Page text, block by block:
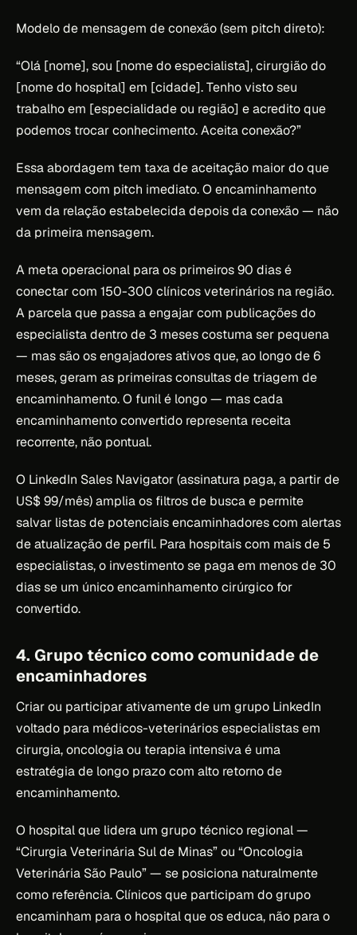
Modelo de mensagem de conexão (sem pitch direto):
“Olá [nome], sou [nome do especialista], cirurgião do
[nome do hospital] em [cidade]. Tenho visto seu
trabalho em [especialidade ou região] e acredito que
podemos trocar conhecimento. Aceita conexão?”
Essa abordagem tem taxa de aceitação maior do que
mensagem com pitch imediato. O encaminhamento
vem da relação estabelecida depois da conexão — não
da primeira mensagem.
A meta operacional para os primeiros 90 dias é
conectar com 150-300 clínicos veterinários na região.
A parcela que passa a engajar com publicações do
especialista dentro de 3 meses costuma ser pequena
— mas são os engajadores ativos que, ao longo de 6
meses, geram as primeiras consultas de triagem de
encaminhamento. O funil é longo — mas cada
encaminhamento convertido representa receita
recorrente, não pontual.
O LinkedIn Sales Navigator (assinatura paga, a partir de
US$ 99/mês) amplia os filtros de busca e permite
salvar listas de potenciais encaminhadores com alertas
de atualização de perfil. Para hospitais com mais de 5
especialistas, o investimento se paga em menos de 30
dias se um único encaminhamento cirúrgico for
convertido.
4. Grupo técnico como comunidade de
encaminhadores
Criar ou participar ativamente de um grupo LinkedIn
voltado para médicos-veterinários especialistas em
cirurgia, oncologia ou terapia intensiva é uma
estratégia de longo prazo com alto retorno de
encaminhamento.
O hospital que lidera um grupo técnico regional —
“Cirurgia Veterinária Sul de Minas” ou “Oncologia
Veterinária São Paulo” — se posiciona naturalmente
como referência. Clínicos que participam do grupo
encaminham para o hospital que os educa, não para o